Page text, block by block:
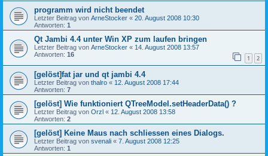
programm wird nicht beendet
Letzter Beitrag von ArneStocker « 20. August 2008 10:30
Antworten: 1
Qt Jambi 4.4 unter Win XP zum laufen bringen
Letzter Beitrag von ArneStocker « 14. August 2008 13:57
Antworten: 16 1 2
[gelöst]fat jar und qt jambi 4.4
Letzter Beitrag von thalro « 12. August 2008 17:44
Antworten: 7
[gelöst] Wie funktioniert QTreeModel.setHeaderData() ?
Letzter Beitrag von Orzl « 12. August 2008 13:58
Antworten: 2
[gelöst] Keine Maus nach schliessen eines Dialogs.
Letzter Beitrag von svenali « 7. August 2008 12:25
Antworten: 1